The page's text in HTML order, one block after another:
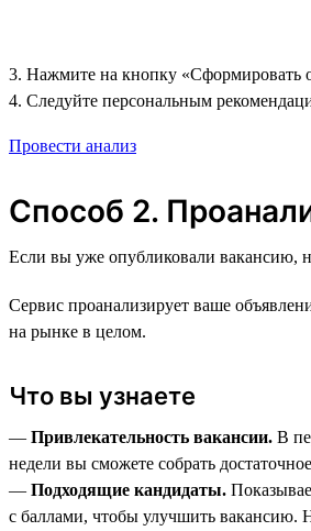
3. Нажмите на кнопку «Сформировать
4. Следуйте персональным
Провести анализ
Способ 2.
Если вы уже опубликовали вакансию,
Сервис проанализирует ваше
на рынке в целом.
Что вы узнаете
— Привлекательность вакансии. В
недели вы сможете собрать
— Подходящие кандидаты.
с баллами, чтобы улучшить вакансию.